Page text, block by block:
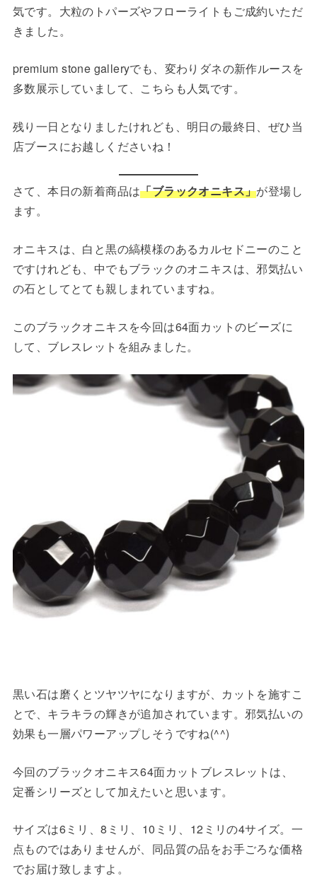
気です。大粒のトパーズやフローライトもご成約いただ
きました。
premium stone galleryでも、変わりダネの新作ルースを
多数展示していまして、こちらも人気です。
残り一日となりましたけれども、明日の最終日、ぜひ当
店ブースにお越しくださいね！
さて、本日の新着商品は「ブラックオニキス」が登場し
ます。
オニキスは、白と黒の縞模様のあるカルセドニーのこと
ですけれども、中でもブラックのオニキスは、邪気払い
の石としてとても親しまれていますね。
このブラックオニキスを今回は64面カットのビーズに
して、ブレスレットを組みました。
黒い石は磨くとツヤツヤになりますが、カットを施すこ
とで、キラキラの輝きが追加されています。邪気払いの
効果も一層パワーアップしそうですね(^^)
今回のブラックオニキス64面カットブレスレットは、
定番シリーズとして加えたいと思います。
サイズは6ミリ、8ミリ、10ミリ、12ミリの4サイズ。一
点ものではありませんが、同品質の品をお手ごろな価格
でお届け致しますよ。